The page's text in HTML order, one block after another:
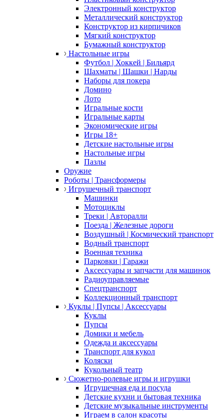
Электронный конструктор
Металлический конструктор
Конструктор из кирпичиков
Мягкий конструктор
Бумажный конструктор
Настольные игры
Футбол | Хоккей | Бильярд
Шахматы | Шашки | Нарды
Наборы для покера
Домино
Лото
Игральные кости
Игральные карты
Экономические игры
Игры 18+
Детские настольные игры
Настольные игры
Пазлы
Оружие
Роботы | Трансформеры
Игрушечный транспорт
Машинки
Мотоциклы
Треки | Авторалли
Поезда | Железные дороги
Воздушный | Космический транспорт
Водный транспорт
Военная техника
Парковки | Гаражи
Аксессуары и запчасти для машинок
Радиоуправляемые
Спецтранспорт
Коллекционный транспорт
Куклы | Пупсы | Аксессуары
Куклы
Пупсы
Домики и мебель
Одежда и аксессуары
Транспорт для кукол
Коляски
Кукольный театр
Сюжетно-ролевые игры и игрушки
Игрушечная еда и посуда
Детские кухни и бытовая техника
Детские музыкальные инструменты
Играем в салон красоты